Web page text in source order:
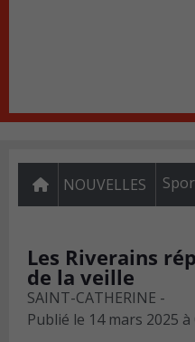
NOUVELLES
Les Riverains
de la veille
SAINT-CATHERINE -
Publié le 14 mars 2025 à